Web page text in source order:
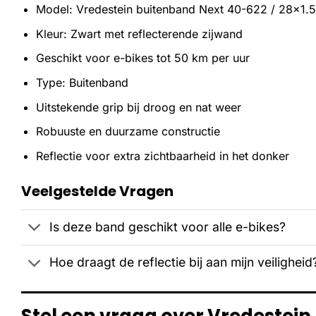
Model: Vredestein buitenband Next 40-622 /
Kleur: Zwart met reflecterende zijwand
Geschikt voor e-bikes tot 50 km per uur
Type: Buitenband
Uitstekende grip bij droog en nat weer
Robuuste en duurzame constructie
Reflectie voor extra zichtbaarheid in het donker
Veelgestelde Vragen
Is deze band geschikt voor alle e-bikes?
Hoe draagt de reflectie bij aan mijn